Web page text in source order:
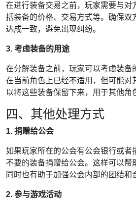
在进行装备交易之前，玩家需要与对
括装备的价格、交易方式等。确保双
达成一致，避免出现纠纷。
3. 考虑装备的用途
在分解装备之前，玩家可以考虑装备
在当前角色上已经不适用，但可能对
以将这些装备保留下来，用于其他角
四、其他处理方式
1. 捐赠给公会
如果玩家所在的公会有公会银行或者
不要的装备捐赠给公会。这样可以帮
同时也有助于加强公会内部的团结和
2. 参与游戏活动